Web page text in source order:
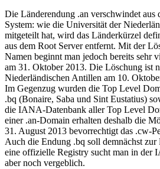
Die Länderendung .an verschwindet aus
System: wie die Universität der
mitgeteilt hat, wird das Länderkürzel
aus dem Root Server entfernt. Mit der
Namen beginnt man jedoch bereits sehr
am 31. Oktober 2013. Die Löschung ist
Niederländischen Antillen am 10.
Im Gegenzug wurden die Top Level
.bq (Bonaire, Saba und Sint Eustatius)
die IANA-Datenbank aller Top Level
einer .an-Domain erhalten deshalb die
31. August 2013 bevorrechtigt das .cw-
Auch die Endung .bq soll demnächst zur
eine offizielle Registry sucht man in der
aber noch vergeblich.